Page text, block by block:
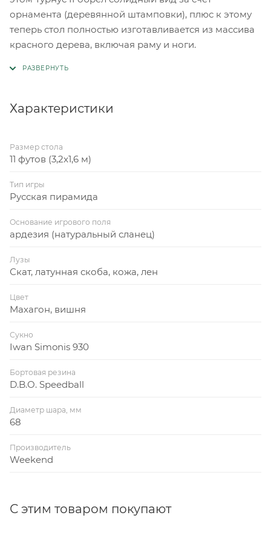
орнамента (деревянной штамповки), плюс к этому
теперь стол полностью изготавливается из массива
красного дерева, включая раму и ноги.
Характеристики
Размер стола
11 футов (3,2x1,6 м)
Тип игры
Русская пирамида
Основание игрового поля
ардезия (натуральный сланец)
Лузы
Скат, латунная скоба, кожа, лен
Цвет
Махагон, вишня
Сукно
Iwan Simonis 930
Бортовая резина
D.B.O. Speedball
Диаметр шара, мм
68
Производитель
Weekend
С этим товаром покупают